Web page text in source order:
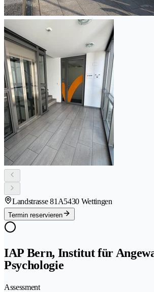
Landstrasse 81A5430 Wettingen
Termin reservieren
IAP Bern, Institut für
Psychologie
Assessment